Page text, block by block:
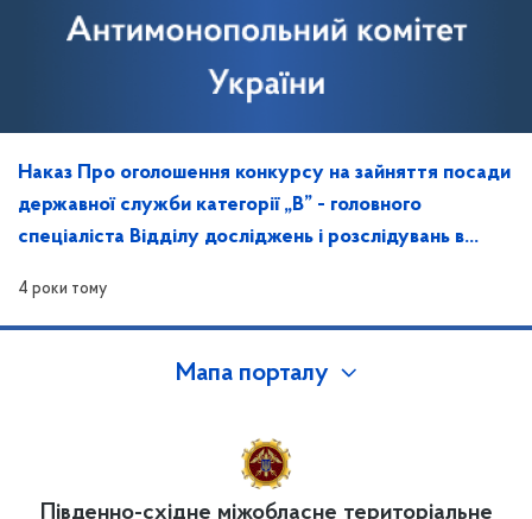
Наказ Про оголошення конкурсу на зайняття посади
державної служби категорії „В” - головного
спеціаліста Відділу досліджень і розслідувань в
4 роки тому
Мапа порталу
Південно-східне міжобласне територіальне